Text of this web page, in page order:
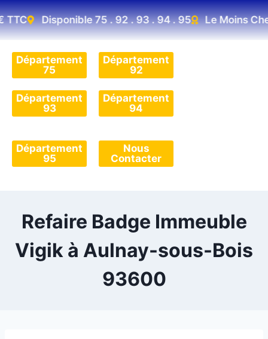
Disponible 75 . 92 . 93 . 94 . 95 Le Moins Cher
Département
75
Département
92
Département
93
Département
94
Département
95
Nous
Contacter
Refaire Badge Immeuble
Vigik à Aulnay-sous-Bois
93600